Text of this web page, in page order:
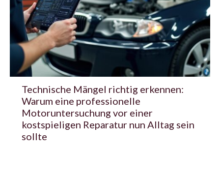
Technische Mängel richtig erkennen:
Warum eine professionelle
Motoruntersuchung vor einer
kostspieligen Reparatur nun Alltag sein
sollte